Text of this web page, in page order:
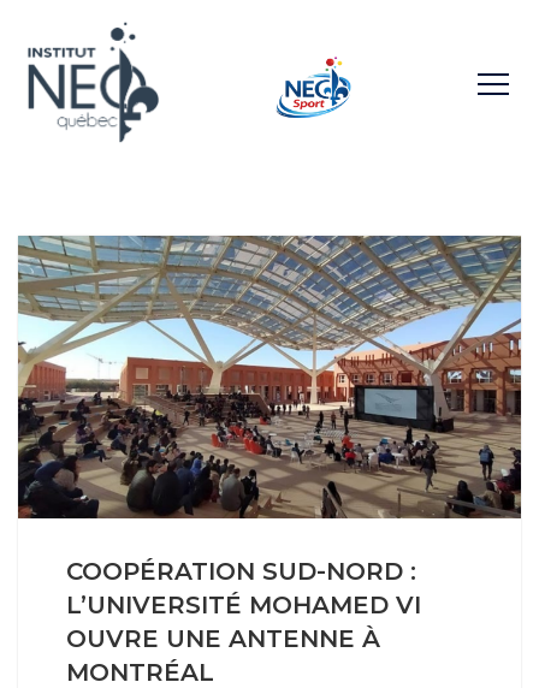
COOPÉRATION SUD-NORD :
L’UNIVERSITÉ MOHAMED VI
OUVRE UNE ANTENNE À
MONTRÉAL